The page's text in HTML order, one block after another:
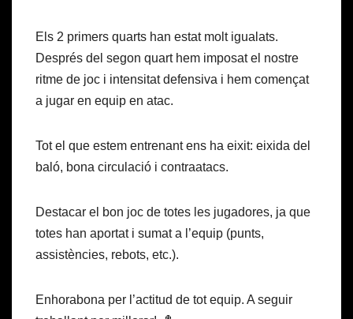
Els 2 primers quarts han estat molt igualats.
Després del segon quart hem imposat el nostre
ritme de joc i intensitat defensiva i hem començat
a jugar en equip en atac.
Tot el que estem entrenant ens ha eixit: eixida del
baló, bona circulació i contraatacs.
Destacar el bon joc de totes les jugadores, ja que
totes han aportat i sumat a l’equip (punts,
assistències, rebots, etc.).
Enhorabona per l’actitud de tot equip. A seguir